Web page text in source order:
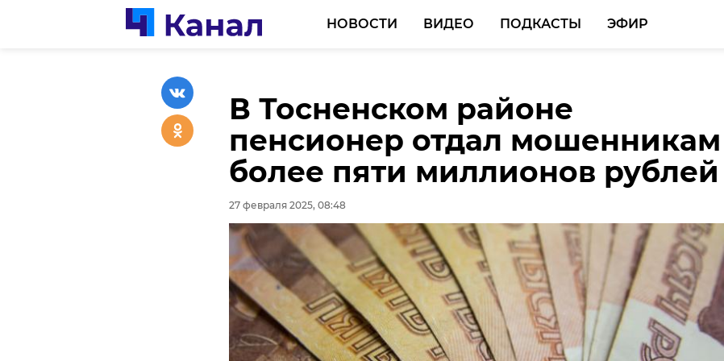
НОВОСТИ ВИДЕО ПОДКАСТЫ ЭФИР
В Тосненском районе
пенсионер отдал мошенникам
более пяти миллионов рублей
27 февраля 2025, 08:48
Полиция Ленобласти
задержала двух организаторов
незаконной миграции
27 февраля 2025, 08:23
При пожаре в Русско-Высоцком
погибла женщина
27 февраля 2025, 07:58